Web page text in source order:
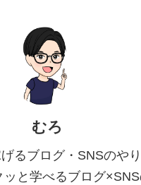
むろ
るブログ・SNSのや
と学べるブログ